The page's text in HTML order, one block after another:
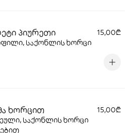
პიურეთი
15,00₾
საქონლის ხორცი
ხორცით
15,00₾
საქონლის ხორცი